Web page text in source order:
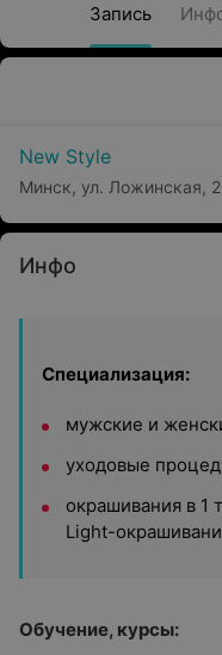
Запись
New Style
Минск, ул. Ложинская,
Инфо
Специализация:
мужские и
уходовые
окрашивания в 1
Light-
Обучение, курсы: